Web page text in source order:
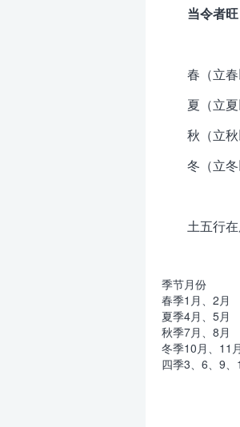
当令者
春（立
夏（立
秋（立
冬（立
土五行
季节月份
春季1月、2月
夏季4月、5月
秋季7月、8月
冬季10月、11月
四季3、6、9、